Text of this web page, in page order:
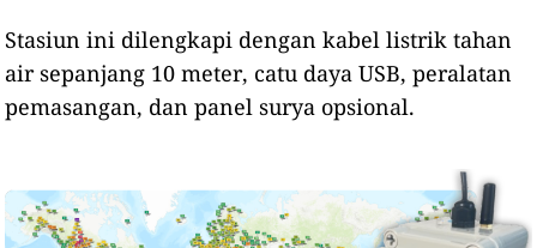
Stasiun ini dilengkapi dengan kabel listrik tahan
air sepanjang 10 meter, catu daya USB, peralatan
pemasangan, dan panel surya opsional.